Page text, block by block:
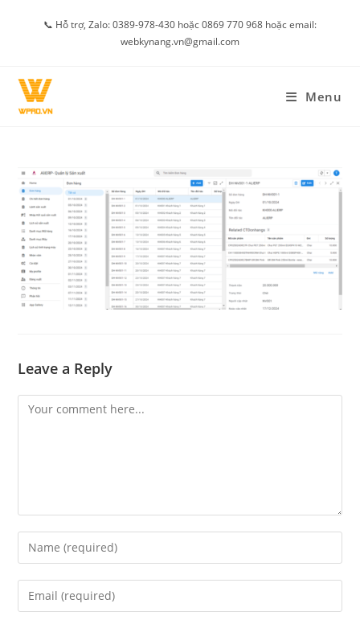
📞 Hỗ trợ, Zalo: 0389-978-430 hoặc 0869 770 968 hoặc email:
webkynang.vn@gmail.com
Menu
Leave a Reply
Comment
Enter
your
name
Enter
your